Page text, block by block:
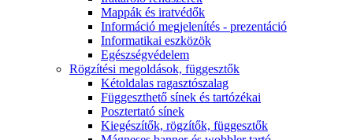
Mappák és iratvédők
Információ megjelenítés - prezentáció
Informatikai eszközök
Egészségvédelem
Rögzítési megoldások, függesztők
Kétoldalas ragasztószalag
Függeszthető sínek és tartózékai
Posztertató sínek
Kiegészítők, rögzítők, függesztők